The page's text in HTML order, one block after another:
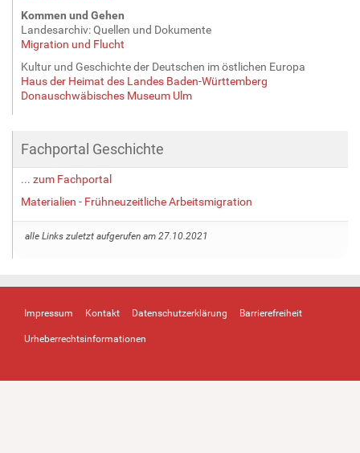
Kommen und Gehen
Landesarchiv: Quellen und Dokumente
Migration und Flucht
Kultur und Geschichte der Deutschen im östlichen Europa
Haus der Heimat des Landes Baden-Württemberg
Donauschwäbisches Museum Ulm
Fachportal Geschichte
... zum Fachportal
Materialien - Frühneuzeitliche Arbeitsmigration
alle Links zuletzt aufgerufen am 27.10.2021
Impressum Kontakt Datenschutzerklärung Barrierefreiheit
Urheberrechtsinformationen